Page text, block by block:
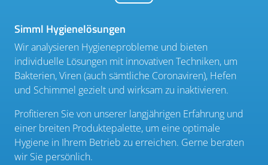
Simml Hygienelösungen
Wir analysieren Hygieneprobleme und bieten
individuelle Lösungen mit innovativen Techniken, um
Bakterien, Viren (auch sämtliche Coronaviren), Hefen
und Schimmel gezielt und wirksam zu inaktivieren.
Profitieren Sie von unserer langjährigen Erfahrung und
einer breiten Produktepalette, um eine optimale
Hygiene in Ihrem Betrieb zu erreichen. Gerne beraten
wir Sie persönlich.